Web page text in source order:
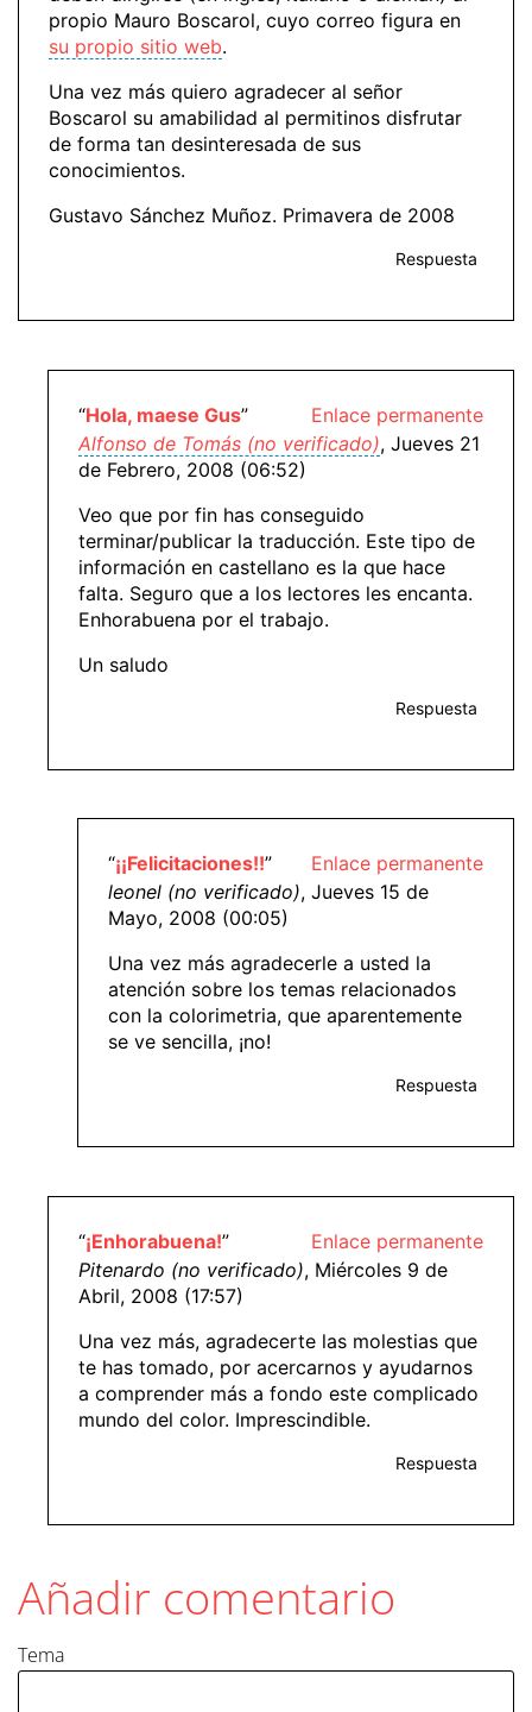
propio Mauro Boscarol, cuyo correo figura en
su propio sitio web.
Una vez más quiero agradecer al señor
Boscarol su amabilidad al permitinos disfrutar
de forma tan desinteresada de sus
conocimientos.
Gustavo Sánchez Muñoz. Primavera de 2008
Respuesta
Enlace permanente
“Hola, maese Gus”
Alfonso de Tomás (no verificado), Jueves 21
de Febrero, 2008 (06:52)
Veo que por fin has conseguido
terminar/publicar la traducción. Este tipo de
información en castellano es la que hace
falta. Seguro que a los lectores les encanta.
Enhorabuena por el trabajo.
Un saludo
Respuesta
Enlace permanente
“¡¡Felicitaciones!!”
leonel (no verificado), Jueves 15 de
Mayo, 2008 (00:05)
Una vez más agradecerle a usted la
atención sobre los temas relacionados
con la colorimetria, que aparentemente
se ve sencilla, ¡no!
Respuesta
Enlace permanente
“¡Enhorabuena!”
Pitenardo (no verificado), Miércoles 9 de
Abril, 2008 (17:57)
Una vez más, agradecerte las molestias que
te has tomado, por acercarnos y ayudarnos
a comprender más a fondo este complicado
mundo del color. Imprescindible.
Respuesta
Añadir comentario
Tema